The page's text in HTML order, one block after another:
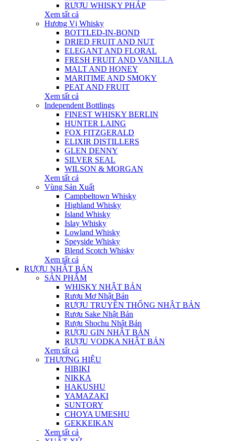
RƯỢU WHISKY PHÁP
Xem tất cả
Hương Vị Whisky
BOTTLED-IN-BOND
DRIED FRUIT AND NUT
ELEGANT AND FLORAL
FRESH FRUIT AND VANILLA
MALT AND HONEY
MARITIME AND SMOKY
PEAT AND FRUIT
Xem tất cả
Independent Bottlings
FINEST WHISKY BERLIN
HUNTER LAING
FOX FITZGERALD
ELIXIR DISTILLERS
GLEN DENNY
SILVER SEAL
WILSON & MORGAN
Xem tất cả
Vùng Sản Xuất
Campbeltown Whisky
Highland Whisky
Island Whisky
Islay Whisky
Lowland Whisky
Speyside Whisky
Blend Scotch Whisky
Xem tất cả
RƯỢU NHẬT BẢN
SẢN PHẨM
WHISKY NHẬT BẢN
Rượu Mơ Nhật Bản
RƯỢU TRUYỀN THỐNG NHẬT BẢN
Rượu Sake Nhật Bản
Rượu Shochu Nhật Bản
RƯỢU GIN NHẬT BẢN
RƯỢU VODKA NHẬT BẢN
Xem tất cả
THƯƠNG HIỆU
HIBIKI
NIKKA
HAKUSHU
YAMAZAKI
SUNTORY
CHOYA UMESHU
GEKKEIKAN
Xem tất cả